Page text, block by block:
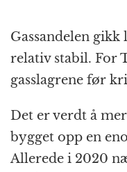
Gassandelen
relativ stabil. For
gasslagrene før
Det er verdt å
bygget opp en
Allerede i 2020